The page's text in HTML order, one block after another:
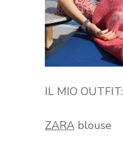
IL MIO OUTFIT:
ZARA blouse